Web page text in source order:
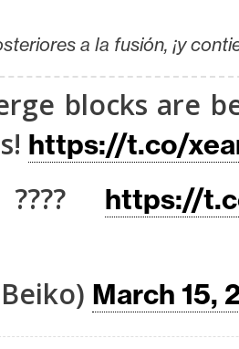
a la fusión, ¡y
blocks are
https://t.co/
https://
March 15,